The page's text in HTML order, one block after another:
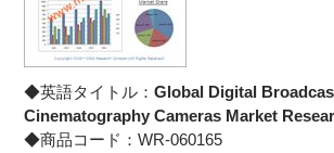
◆英語タイトル： Global Digital
Cinematography Cameras Market
◆商品コード：WR-060165